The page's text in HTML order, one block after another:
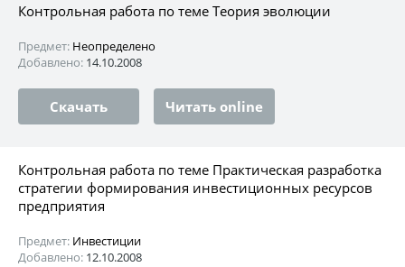
Контрольная работа по теме Теория эволюции
Предмет: Неопределено
Добавлено: 14.10.2008
Скачать Читать online
Контрольная работа по теме Практическая разработка
стратегии формирования инвестиционных ресурсов
предприятия
Предмет: Инвестиции
Добавлено: 12.10.2008